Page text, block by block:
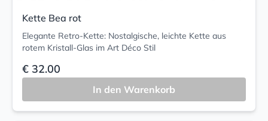
Kette Bea rot
Elegante Retro-Kette: Nostalgische, leichte Kette aus
rotem Kristall-Glas im Art Déco Stil
€ 32.00
In den Warenkorb